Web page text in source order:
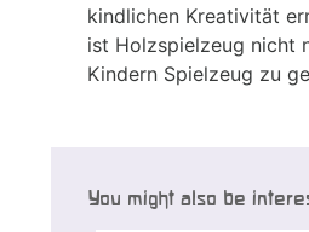
kindlichen Kreativität
ist Holzspielzeug nicht
Kindern Spielzeug zu
You might also be